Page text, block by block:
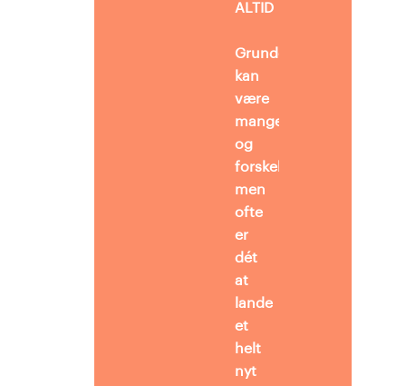
ALTID
Grundene
kan
være
mange
og
forskellige,
men
ofte
er
dét
at
lande
et
helt
nyt